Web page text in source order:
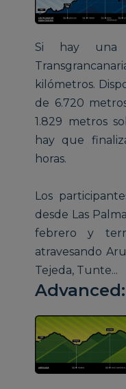
Si hay una
kilómetros.
de 6.720
1.829 metros
hay que
horas.
Los
desde Las
febrero y
atravesando
Tejeda, Tunte...